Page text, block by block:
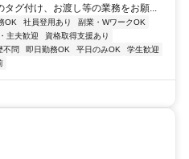
グ付け、お渡し等の業務をお願...
OK 社員登用あり
副業・WワークOK
主夫歓迎
資格取得支援あり
不問 即日勤務OK 平日のみOK
学生歓迎